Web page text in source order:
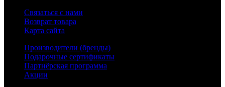
Связаться с нами
Возврат товара
Карта сайта
Производители (бренды)
Подарочные сертификаты
Партнёрская программа
Акции